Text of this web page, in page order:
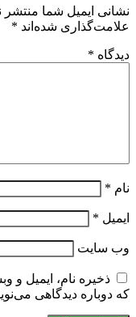
نشانی ایمیل شما منتشر
علامت‌گذاری شده‌اند *
دیدگاه *
نام *
ایمیل *
وب‌ سایت
ذخیره نام، ایمیل و
که دوباره دیدگاهی